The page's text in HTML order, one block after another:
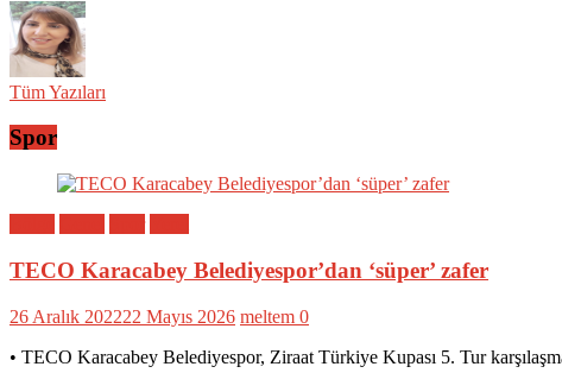
Tüm Yazıları
Spor
TECO Karacabey Belediyespor’dan ‘süper’ zafer
26 Aralık 202222 Mayıs 2026 meltem 0
• TECO Karacabey Belediyespor, Ziraat Türkiye Kupası 5. Tur